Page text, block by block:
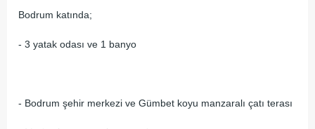
Bodrum katında;
- 3 yatak odası ve 1 banyo
- Bodrum şehir merkezi ve Gümbet koyu manzaralı çatı terası